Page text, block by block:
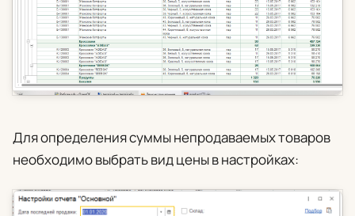
Для определения суммы непродаваемых товаров
необходимо выбрать вид цены в настройках: